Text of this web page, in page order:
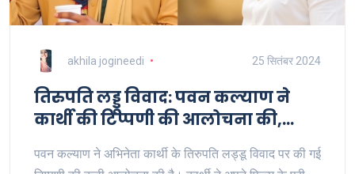
akhila jogineedi 25 सितंबर 2024
तिरुपति लड्डू विवाद: पवन कल्याण ने
कार्थी की टिप्पणी की आलोचना की,
पवन कल्याण ने अभिनेता कार्थी के तिरुपति लड्डू विवाद पर की गई